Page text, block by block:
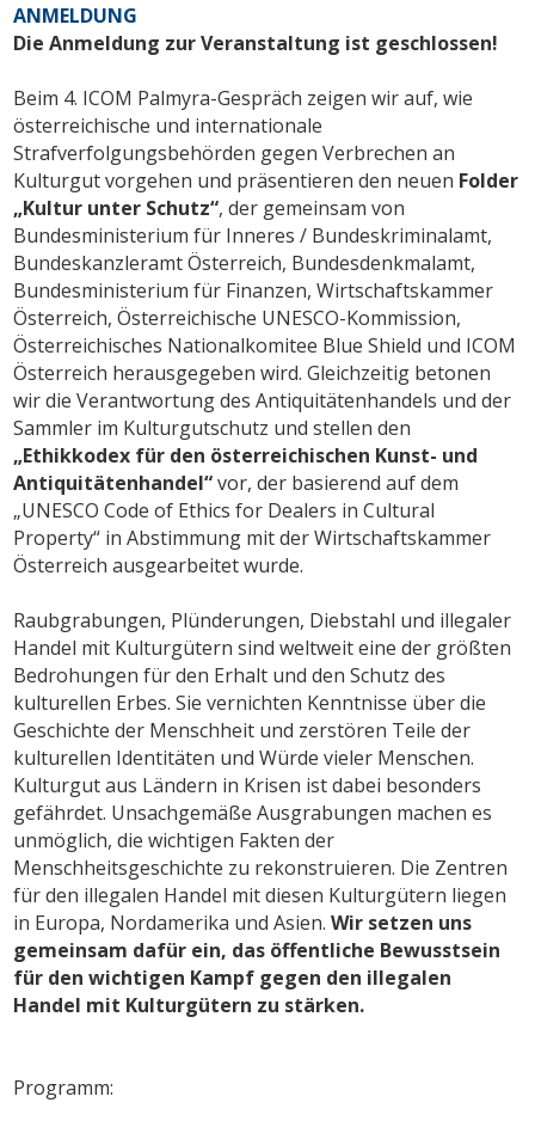
ANMELDUNG
Die Anmeldung zur Veranstaltung ist geschlossen!
Beim 4. ICOM Palmyra-Gespräch zeigen wir auf, wie
österreichische und internationale
Strafverfolgungsbehörden gegen Verbrechen an
Kulturgut vorgehen und präsentieren den neuen Folder
„Kultur unter Schutz“, der gemeinsam von
Bundesministerium für Inneres / Bundeskriminalamt,
Bundeskanzleramt Österreich, Bundesdenkmalamt,
Bundesministerium für Finanzen, Wirtschaftskammer
Österreich, Österreichische UNESCO-Kommission,
Österreichisches Nationalkomitee Blue Shield und ICOM
Österreich herausgegeben wird. Gleichzeitig betonen
wir die Verantwortung des Antiquitätenhandels und der
Sammler im Kulturgutschutz und stellen den
„Ethikkodex für den österreichischen Kunst- und
Antiquitätenhandel“vor, der basierend auf dem
„UNESCO Code of Ethics for Dealers in Cultural
Property“ in Abstimmung mit der Wirtschaftskammer
Österreich ausgearbeitet wurde.
Raubgrabungen, Plünderungen, Diebstahl und illegaler
Handel mit Kulturgütern sind weltweit eine der größten
Bedrohungen für den Erhalt und den Schutz des
kulturellen Erbes. Sie vernichten Kenntnisse über die
Geschichte der Menschheit und zerstören Teile der
kulturellen Identitäten und Würde vieler Menschen.
Kulturgut aus Ländern in Krisen ist dabei besonders
gefährdet. Unsachgemäße Ausgrabungen machen es
unmöglich, die wichtigen Fakten der
Menschheitsgeschichte zu rekonstruieren. Die Zentren
für den illegalen Handel mit diesen Kulturgütern liegen
in Europa, Nordamerika und Asien.Wir setzen uns
gemeinsam dafür ein, das öffentliche Bewusstsein
für den wichtigen Kampf gegen den illegalen
Handel mit Kulturgütern zu stärken.
Programm: